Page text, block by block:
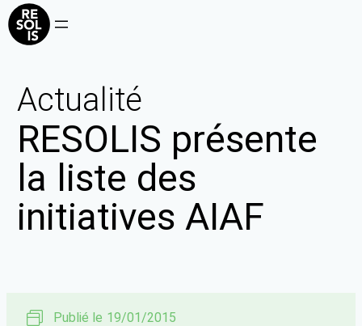
Actualité
RESOLIS présente
la liste des
initiatives AIAF
Publié le 19/01/2015